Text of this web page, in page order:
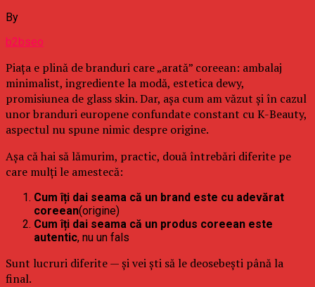
By
b2bseo
Piața e plină de branduri care „arată” coreean: ambalaj
minimalist, ingrediente la modă, estetica dewy,
promisiunea de glass skin. Dar, așa cum am văzut și în cazul
unor branduri europene confundate constant cu K-Beauty,
aspectul nu spune nimic despre origine.
Așa că hai să lămurim, practic, două întrebări diferite pe
care mulți le amestecă:
Cum îți dai seama că un brand este cu adevărat
coreean(origine)
Cum îți dai seama că un produs coreean este
autentic, nu un fals
Sunt lucruri diferite — și vei ști să le deosebești până la
final.